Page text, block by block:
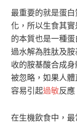
最重要的就是蛋
化，所以生食其
的本質也是一種
過水解為胜肽及
收的胺基酸合成
被忽略，如果人
容易引起過敏反應
在生機飲食中，